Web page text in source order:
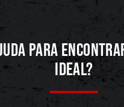
PARA
IDEAL?